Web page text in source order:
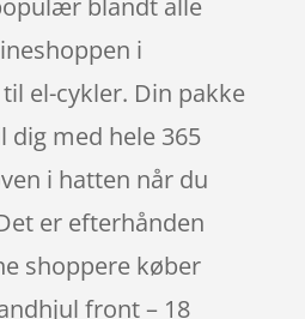
i
el-cykler. Din pakke
med hele 365
i hatten når du
er efterhånden
shoppere køber
front – 18